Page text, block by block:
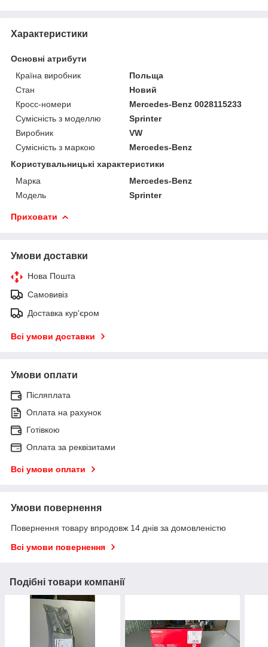
Характеристики
Основні атрибути
Країна виробник
Польща
Стан
Новий
Кросс-номери
Mercedes-Benz 0028115233
Сумісність з моделлю
Sprinter
Виробник
VW
Сумісність з маркою
Mercedes-Benz
Користувальницькі характеристики
Марка
Mercedes-Benz
Модель
Sprinter
Приховати
Умови доставки
Нова Пошта
Самовивіз
Доставка кур'єром
Всі умови доставки
Умови оплати
Післяплата
Оплата на рахунок
Готівкою
Оплата за реквізитами
Всі умови оплати
Умови повернення
Повернення товару впродовж 14 днів за домовленістю
Всі умови повернення
Подібні товари компанії